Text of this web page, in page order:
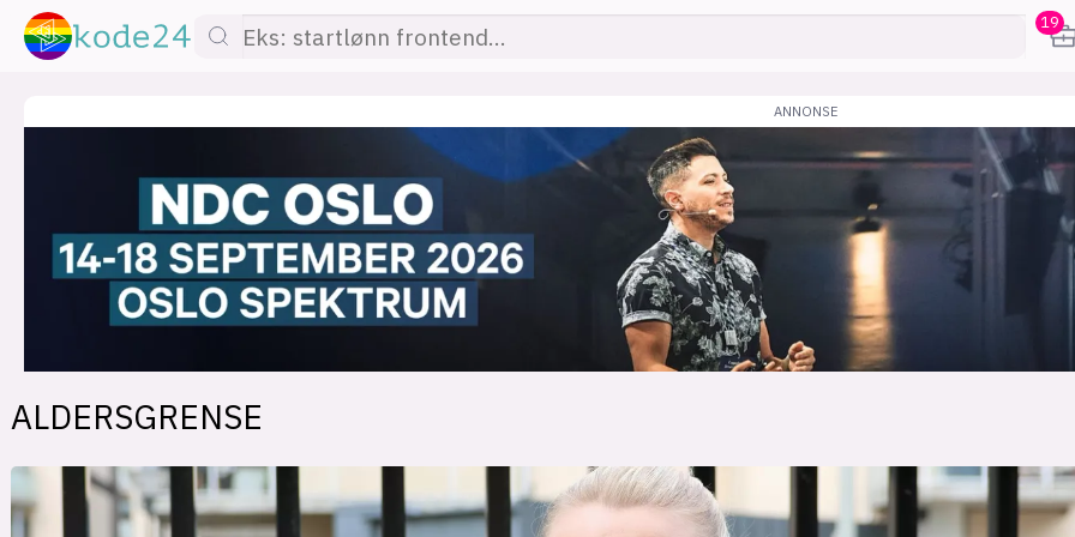
19
ALDERSGRENSE
lønn KI karriere
utdanning sikkerhet kontor frontend backend